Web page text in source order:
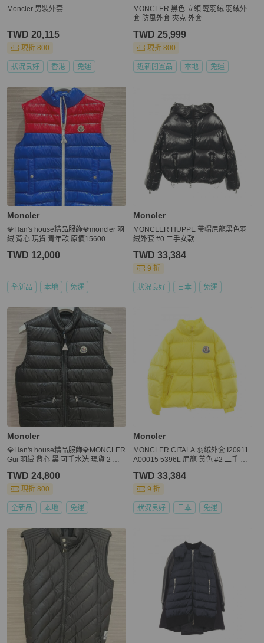
Moncler 男裝外套
TWD 20,115
現折 800
狀況良好 香港 免運
MONCLER 黑色 立領 輕羽絨 羽絨外
套 防風外套 夾克 外套
TWD 25,999
現折 800
近新閒置品 本地 免運
Moncler
💎Han's house精品服飾💎moncler 羽
絨 背心 現貨 青年款 原價15600
TWD 12,000
全新品 本地 免運
Moncler
MONCLER HUPPE 帶帽尼龍黑色羽
絨外套 #0 二手女款
TWD 33,384
9 折
狀況良好 日本 免運
Moncler
💎Han's house精品服飾💎MONCLER
Gui 羽絨 背心 黑 可手水洗 現貨 2 原
TWD 24,800
現折 800
全新品 本地 免運
Moncler
MONCLER CITALA 羽絨外套 I20911
A00015 5396L 尼龍 黃色 #2 二手 男
TWD 33,384
9 折
狀況良好 日本 免運